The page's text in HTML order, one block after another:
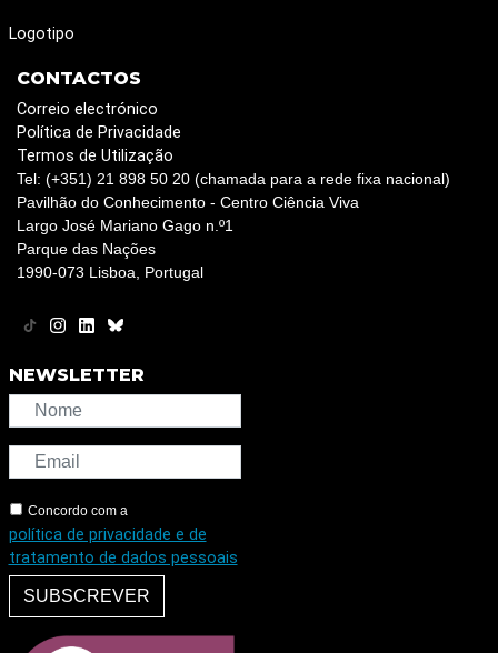
Logotipo
CONTACTOS
Correio electrónico
Política de Privacidade
Termos de Utilização
Tel: (+351) 21 898 50 20 (chamada para a rede fixa nacional)
Pavilhão do Conhecimento - Centro Ciência Viva
Largo José Mariano Gago n.º1
Parque das Nações
1990-073 Lisboa, Portugal
NEWSLETTER
Concordo com a
política de privacidade e de
tratamento de dados pessoais
SUBSCREVER